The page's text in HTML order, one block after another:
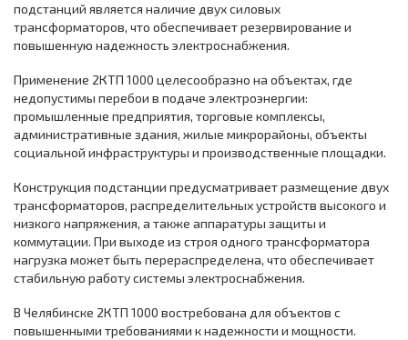
подстанций является наличие двух силовых
трансформаторов, что обеспечивает резервирование и
повышенную надежность электроснабжения.
Применение 2КТП 1000 целесообразно на объектах, где
недопустимы перебои в подаче электроэнергии:
промышленные предприятия, торговые комплексы,
административные здания, жилые микрорайоны, объекты
социальной инфраструктуры и производственные площадки.
Конструкция подстанции предусматривает размещение двух
трансформаторов, распределительных устройств высокого и
низкого напряжения, а также аппаратуры защиты и
коммутации. При выходе из строя одного трансформатора
нагрузка может быть перераспределена, что обеспечивает
стабильную работу системы электроснабжения.
В Челябинске 2КТП 1000 востребована для объектов с
повышенными требованиями к надежности и мощности.